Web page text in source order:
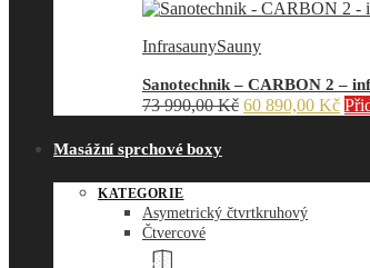
InfrasaunySauny
Sanotechnik – CARBON 2 –
73 990,00Kč Původní
990,00 Kč.
60 890,00 Kč
Masážní sprchové boxy
KATEGORIE
Asymetrický čtvrtkruhový
Čtvercové